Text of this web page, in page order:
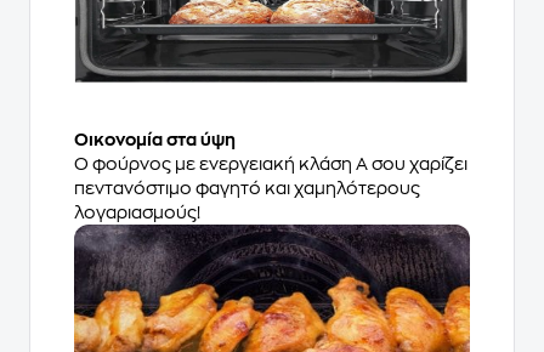
Οικονομία στα ύψη
Ο φούρνος με ενεργειακή κλάση Α σου χαρίζει
πεντανόστιμο φαγητό και χαμηλότερους
λογαριασμούς!